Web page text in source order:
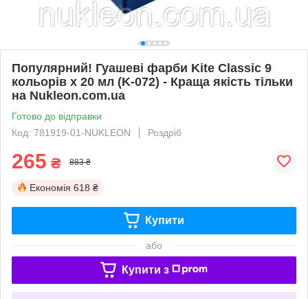
Популярний! Гуашеві фарби Kite Classic 9
кольорів х 20 мл (K-072) - Краща якість тільки
на Nukleon.com.ua
Готово до відправки
Код: 781919-01-NUKLEON
Роздріб
265 ₴ 883 ₴
Економія 618 ₴
Купити
або
Купити з